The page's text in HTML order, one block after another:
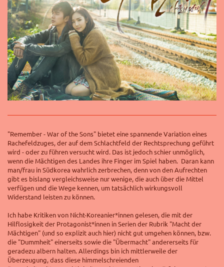
"Remember - War of the Sons" bietet eine spannende Variation eines
Rachefeldzuges, der auf dem Schlachtfeld der Rechtsprechung geführt
wird - oder zu führen versucht wird. Das ist jedoch schier unmöglich,
wenn die Mächtigen des Landes ihre Finger im Spiel haben. Daran kann
man/frau in Südkorea wahrlich zerbrechen, denn von den Aufrechten
gibt es bislang vergleichsweise nur wenige, die auch über die Mittel
verfügen und die Wege kennen, um tatsächlich wirkungsvoll
Widerstand leisten zu können.
Ich habe Kritiken von Nicht-Koreanier*innen gelesen, die mit der
Hilflosigkeit der Protagonist*innen in Serien der Rubrik "Macht der
Mächtigen" (und so explizit auch hier) nicht gut umgehen können, bzw.
die "Dummheit" einerseits sowie die "Übermacht" andererseits für
geradezu albern halten. Allerdings bin ich mittlerweile der
Überzeugung, dass diese himmelschreienden